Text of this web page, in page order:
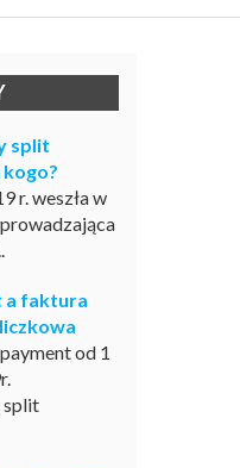
split
r. weszła w
a faktura
od 1